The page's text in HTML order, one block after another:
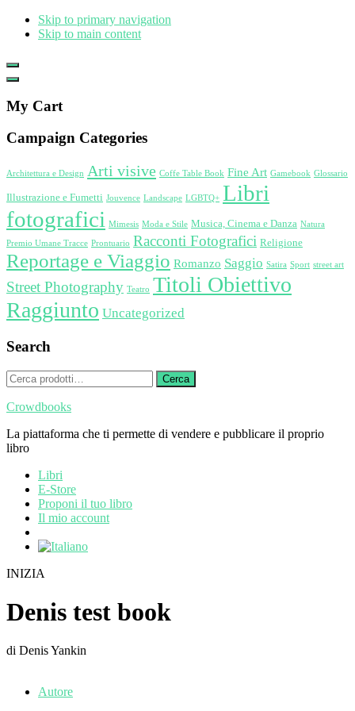
Skip to primary navigation
Skip to main content
Show
Offscreen
Hide
Content
My Cart
Campaign Categories
Architettura e Design Arti visive Coffe Table Book Fine Art Gamebook Glossario
Illustrazione e Fumetti Jouvence Landscape LGBTQ+ Libri
fotografici Mimesis Moda e Stile Musica, Cinema e Danza Natura
Premio Umane Tracce Prontuario Racconti Fotografici Religione
Reportage e Viaggio Romanzo Saggio Satira Sport street art
Street Photography Teatro Titoli Obiettivo
Raggiunto Uncategorized
Search
Cerca: Cerca
Crowdbooks
La piattaforma che ti permette di vendere e pubblicare il proprio
libro
Libri
E-Store
Proponi il tuo libro
Il mio account
INIZIA
Denis test book
di Denis Yankin
Autore